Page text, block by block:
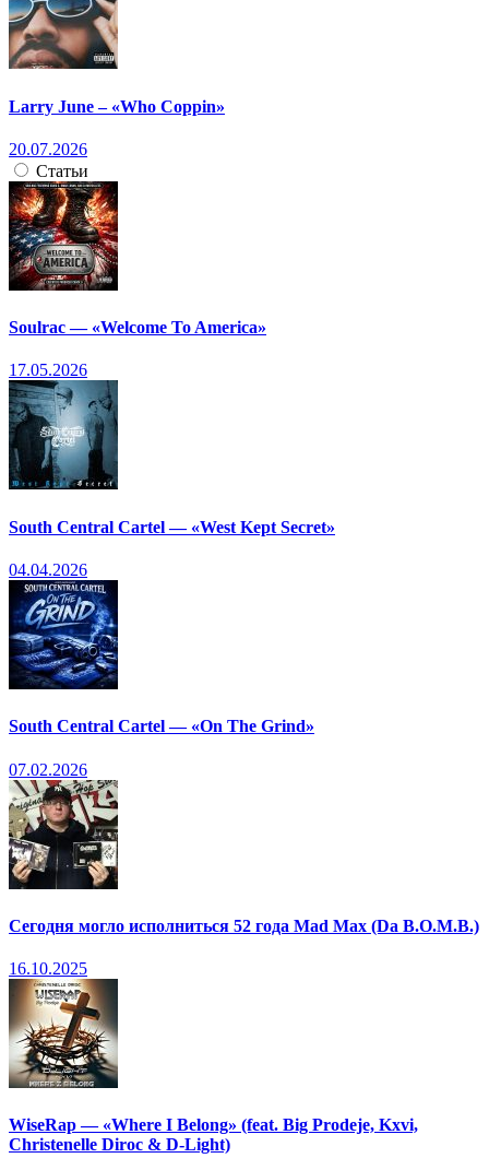
Larry June – «Who Coppin»
20.07.2026
Статьи
Soulrac — «Welcome To America»
17.05.2026
South Central Cartel — «West Kept Secret»
04.04.2026
South Central Cartel — «On The Grind»
07.02.2026
Сегодня могло исполниться 52 года Mad Max (Da B.O.M.B.)
16.10.2025
WiseRap — «Where I Belong» (feat. Big Prodeje, Kxvi,
Christenelle Diroc & D-Light)